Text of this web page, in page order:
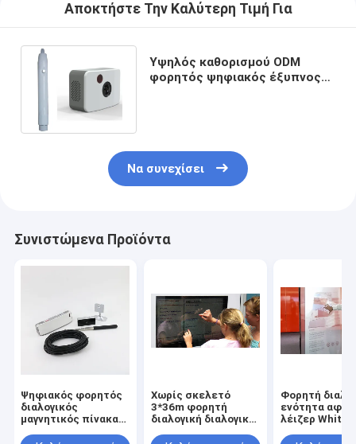
Αποκτήστε Την Καλύτερη Τιμή Για
Υψηλός καθορισμού ODM
φορητός ψηφιακός έξυπνος
Να συνεχίσει
Συνιστώμενα Προϊόντα
Ψηφιακός φορητός
διαλογικός
μαγνητικός πίνακας
Χωρίς σκελετό
3*36m φορητή
διαλογική διαλογική
Φορητή
ενότητα αφής
λέιζερ